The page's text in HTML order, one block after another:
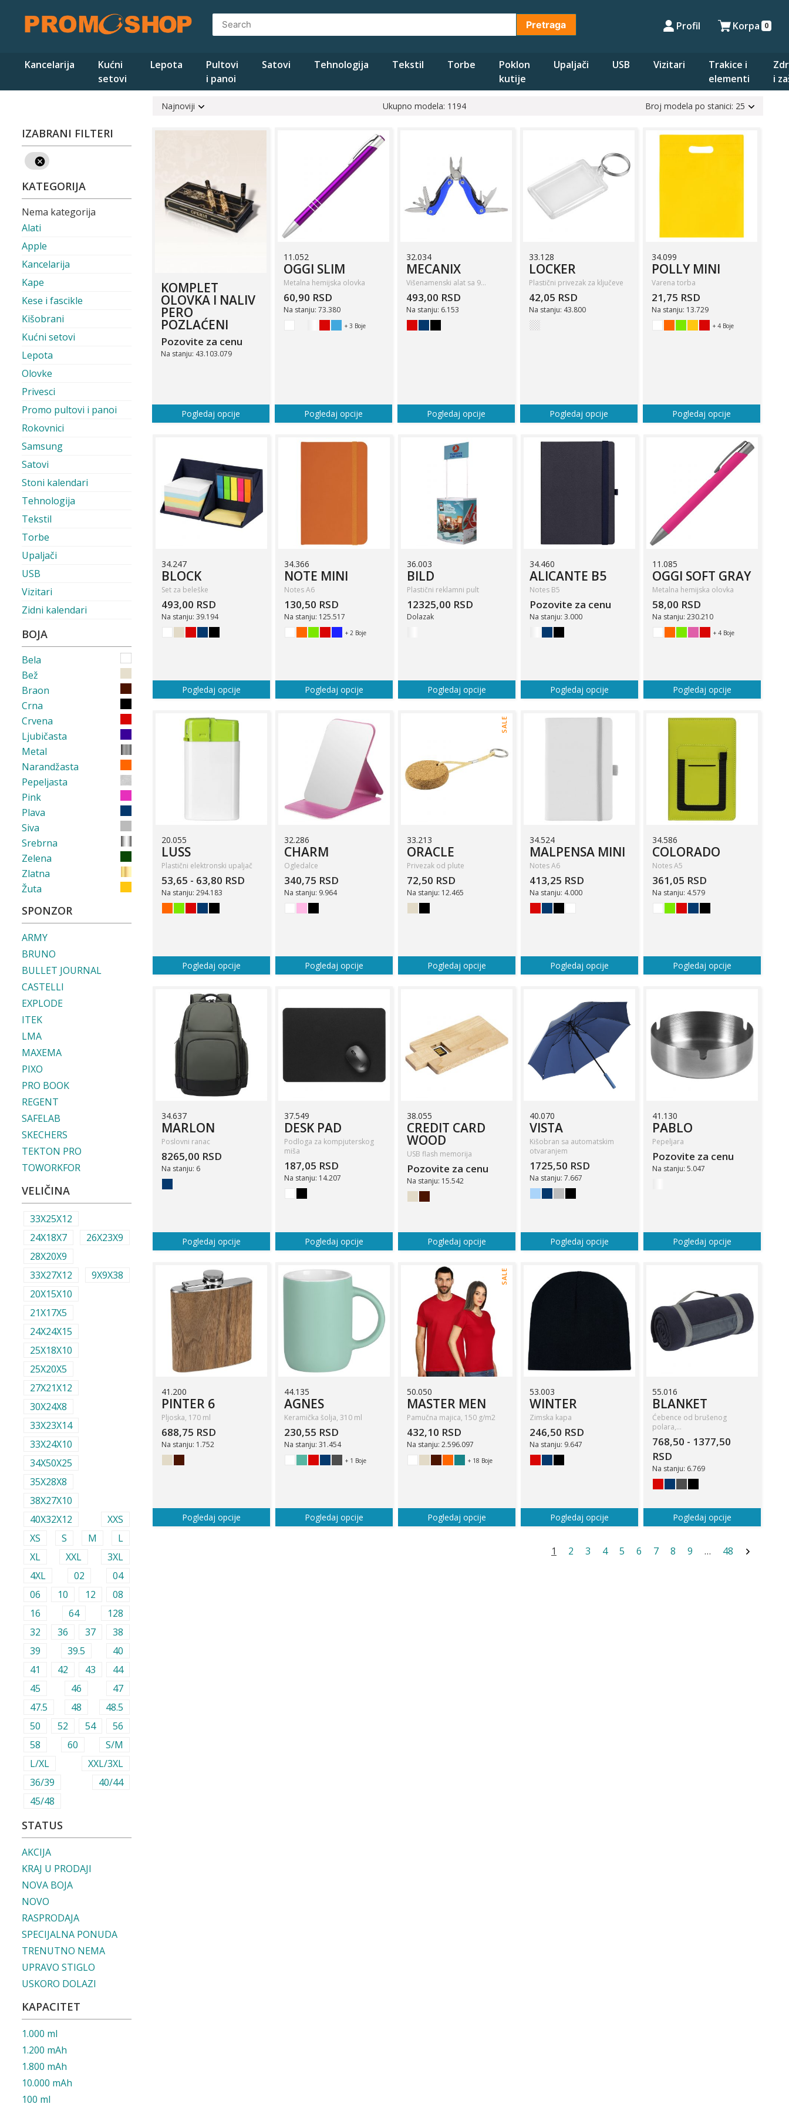
content
Pretraga Profil Korpa 0
Kancelarija
Kućni
setovi
Lepota
Pultovi
i panoi
Satovi Tehnologija Tekstil Torbe
Poklon
kutije
Upaljači USB Vizitari
Trakice i
elementi
i
Najnoviji Ukupno modela: 1194 Broj modela po stanici: 25
KOMPLET
OLOVKA I NALIV
PERO
POZLAĆENI
Pozovite za cenu
Na stanju: 43.103.079
Pogledaj opcije
11.052
OGGI SLIM
Metalna hemijska olovka
60,90 RSD
Na stanju: 73.380
+ 3 Boje
Pogledaj opcije
32.034
MECANIX
Višenamenski alat sa 9…
493,00 RSD
Na stanju: 6.153
Pogledaj opcije
33.128
LOCKER
Plastični privezak za ključeve
42,05 RSD
Na stanju: 43.800
Pogledaj opcije
34.099
POLLY MINI
Varena torba
21,75 RSD
Na stanju: 13.729
+ 4 Boje
Pogledaj opcije
34.247
BLOCK
Set za beleške
493,00 RSD
Na stanju: 39.194
Pogledaj opcije
34.366
NOTE MINI
Notes A6
130,50 RSD
Na stanju: 125.517
+ 2 Boje
Pogledaj opcije
36.003
BILD
Plastični reklamni pult
12325,00 RSD
Dolazak
Pogledaj opcije
34.460
ALICANTE B5
Notes B5
Pozovite za cenu
Na stanju: 3.000
Pogledaj opcije
11.085
OGGI SOFT GRAY
Metalna hemijska olovka
58,00 RSD
Na stanju: 230.210
+ 4 Boje
Pogledaj opcije
20.055
LUSS
Plastični elektronski upaljač
53,65 - 63,80 RSD
Na stanju: 294.183
Pogledaj opcije
32.286
CHARM
Ogledalce
340,75 RSD
Na stanju: 9.964
Pogledaj opcije
SALE
33.213
ORACLE
Privezak od plute
72,50 RSD
Na stanju: 12.465
Pogledaj opcije
34.524
MALPENSA MINI
Notes A6
413,25 RSD
Na stanju: 4.000
Pogledaj opcije
34.586
COLORADO
Notes A5
361,05 RSD
Na stanju: 4.579
Pogledaj opcije
34.637
MARLON
Poslovni ranac
8265,00 RSD
Na stanju: 6
Pogledaj opcije
37.549
DESK PAD
Podloga za kompjuterskog
miša
187,05 RSD
Na stanju: 14.207
Pogledaj opcije
38.055
CREDIT CARD
WOOD
USB flash memorija
Pozovite za cenu
Na stanju: 15.542
Pogledaj opcije
40.070
VISTA
Kišobran sa automatskim
otvaranjem
1725,50 RSD
Na stanju: 7.667
Pogledaj opcije
41.130
PABLO
Pepeljara
Pozovite za cenu
Na stanju: 5.047
Pogledaj opcije
41.200
PINTER 6
Pljoska, 170 ml
688,75 RSD
Na stanju: 1.752
Pogledaj opcije
44.135
AGNES
Keramička šolja, 310 ml
230,55 RSD
Na stanju: 31.454
+ 1 Boje
Pogledaj opcije
SALE
50.050
MASTER MEN
Pamučna majica, 150 g/m2
432,10 RSD
Na stanju: 2.596.097
+ 18 Boje
Pogledaj opcije
53.003
WINTER
Zimska kapa
246,50 RSD
Na stanju: 9.647
Pogledaj opcije
55.016
BLANKET
Ćebence od brušenog
polara,…
768,50 - 1377,50
RSD
Na stanju: 6.769
Pogledaj opcije
1 2 3 4 5 6 7 8 9 … 48
IZABRANI FILTERI
KATEGORIJA
Nema kategorija
Alati
Apple
Kancelarija
Kape
Kese i fascikle
Kišobrani
Kućni setovi
Lepota
Olovke
Privesci
Promo pultovi i panoi
Rokovnici
Samsung
Satovi
Stoni kalendari
Tehnologija
Tekstil
Torbe
Upaljači
USB
Vizitari
Zidni kalendari
BOJA
Bela
Bež
Braon
Crna
Crvena
Ljubičasta
Metal
Narandžasta
Pepeljasta
Pink
Plava
Siva
Srebrna
Zelena
Zlatna
Žuta
SPONZOR
ARMY
BRUNO
BULLET JOURNAL
CASTELLI
EXPLODE
ITEK
LMA
MAXEMA
PIXO
PRO BOOK
REGENT
SAFELAB
SKECHERS
TEKTON PRO
TOWORKFOR
VELIČINA
33X25X12
24X18X7
26X23X9
28X20X9
33X27X12
9X9X38
20X15X10
21X17X5
24X24X15
25X18X10
25X20X5
27X21X12
30X24X8
33X23X14
33X24X10
34X50X25
35X28X8
38X27X10
40X32X12
XXS
XS
S M
L
XL
XXL
3XL
4XL
02
04
06
10 12
08
16
64
128
32
36 37
38
39
39.5
40
41
42 43
44
45
46
47
47.5
48
48.5
50
52 54
56
58
60
S/M
L/XL
XXL/3XL
36/39
40/44
45/48
STATUS
AKCIJA
KRAJ U PRODAJI
NOVA BOJA
NOVO
RASPRODAJA
SPECIJALNA PONUDA
TRENUTNO NEMA
UPRAVO STIGLO
USKORO DOLAZI
KAPACITET
1.000 ml
1.200 mAh
1.800 mAh
10.000 mAh
100 ml